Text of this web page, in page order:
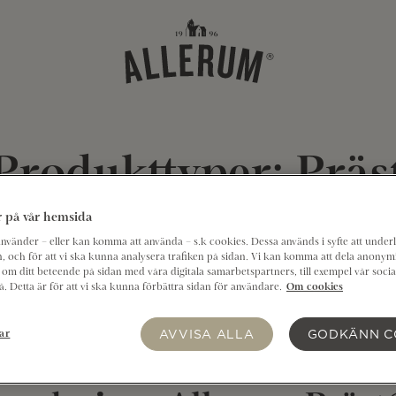
Präst®
vår hemsida
– eller kan komma att använda – s.k cookies. Dessa används i syfte att
och för att vi ska kunna analysera trafiken på sidan. Vi kan komma att dela
ditt beteende på sidan med våra digitala samarbetspartners, till exempel vår
Detta är för att vi ska kunna förbättra sidan för användare. Om cookies
AVVISA ALLA GODKÄNN